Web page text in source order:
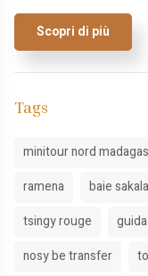
Scopri di più
Tags
minitour nord
ramena
baie
tsingy rouge
nosy be transfer